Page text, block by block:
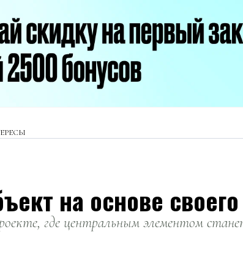
на основе
где центральным элементом